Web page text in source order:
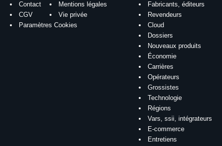
Contact
Mentions légales
CGV
Vie privée
Paramètres Cookies
Fabricants, éditeurs
Revendeurs
Cloud
Dossiers
Nouveaux produits
Économie
Carrières
Opérateurs
Grossistes
Technologie
Régions
Vars, ssii, intégrateurs
E-commerce
Entretiens